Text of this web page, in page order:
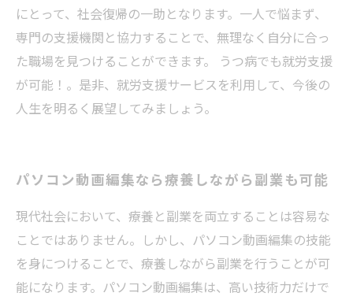
にとって、社会復帰の一助となります。一人で悩まず、
専門の支援機関と協力することで、無理なく自分に合っ
た職場を見つけることができます。 うつ病でも就労支援
が可能！。是非、就労支援サービスを利用して、今後の
人生を明るく展望してみましょう。
パソコン動画編集なら療養しながら副業も可能
現代社会において、療養と副業を両立することは容易な
ことではありません。しかし、パソコン動画編集の技能
を身につけることで、療養しながら副業を行うことが可
能になります。パソコン動画編集は、高い技術力だけで